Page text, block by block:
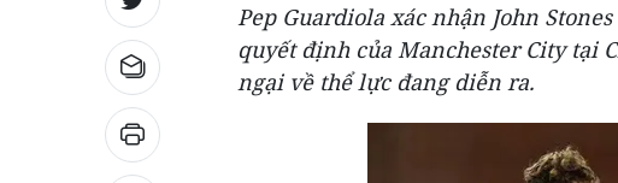
Pep Guardiola xác nhận John
quyết định của Manchester City tại
ngại về thể lực đang diễn ra.